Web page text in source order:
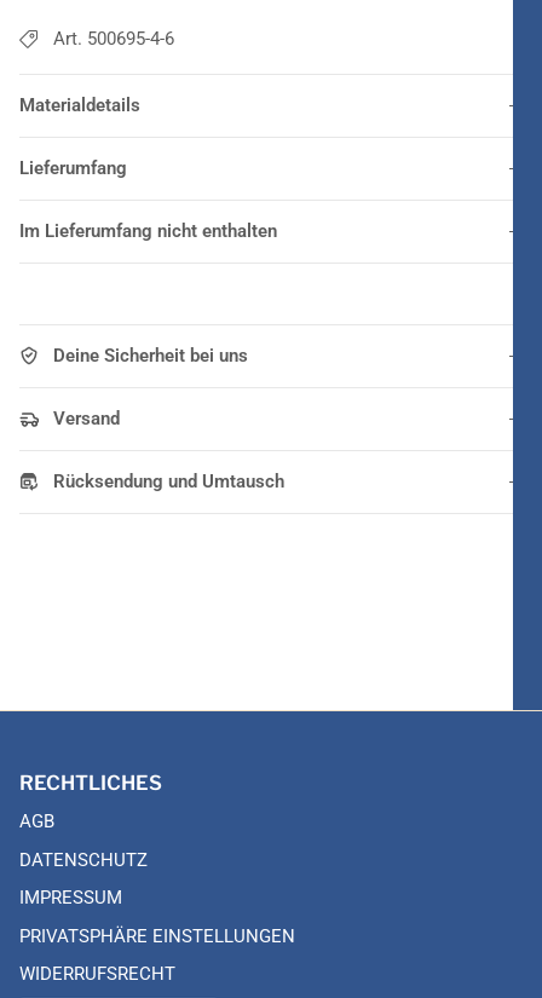
Art. 500695-4-6
Materialdetails
Lieferumfang
Im Lieferumfang nicht enthalten
Deine Sicherheit bei uns
Versand
Rücksendung und Umtausch
RECHTLICHES
AGB
DATENSCHUTZ
IMPRESSUM
PRIVATSPHÄRE EINSTELLUNGEN
WIDERRUFSRECHT